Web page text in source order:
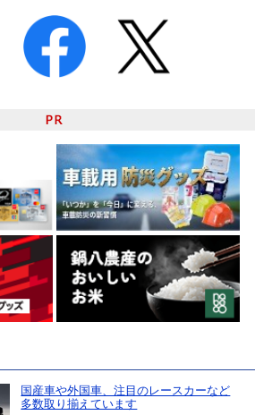
国産車や外国車、注目のレースカーなど
多数取り揃えています